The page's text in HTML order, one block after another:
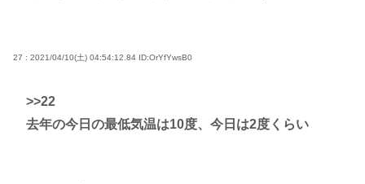
27 : 2021/04/10(土) 04:54:12.84 ID:OrYfYwsB0
>>22
去年の今日の最低気温は10度、今日は2度くらい